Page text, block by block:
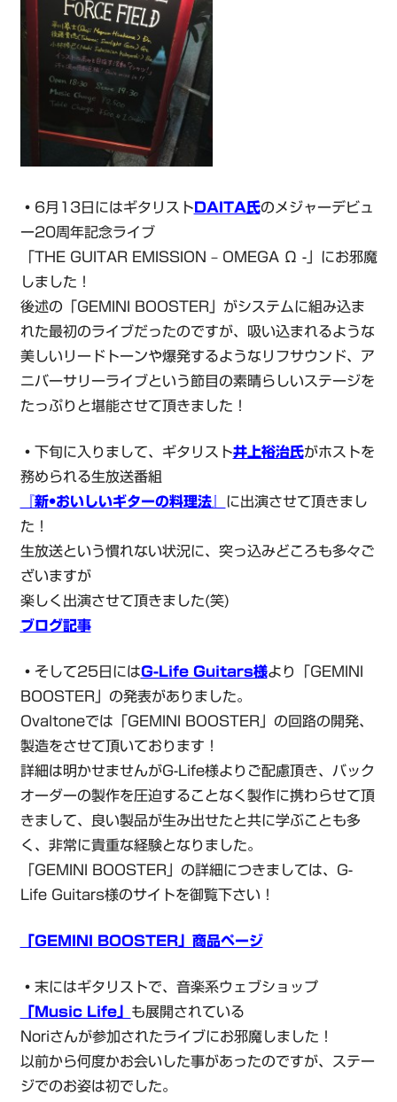
・ 6月13日にはギタリスト DAITA氏のメジャーデビュ
ー20周年記念ライブ
「THE GUITAR EMISSION – OMEGA Ω -」にお邪魔
しました！
後述の「GEMINI BOOSTER」がシステムに組み込ま
れた最初のライブだったのですが、吸い込まれるような
美しいリードトーンや爆発するようなリフサウンド、ア
ニバーサリーライブという節目の素晴らしいステージを
たっぷりと堪能させて頂きました！
・ 下旬に入りまして、ギタリスト井上裕治氏がホストを
務められる生放送番組
『新•おいしいギターの料理法』 に出演させて頂きまし
た！
生放送という慣れない状況に、突っ込みどころも多々ご
ざいますが
楽しく出演させて頂きました(笑)
ブログ記事
・ そして25日にはG-Life Guitars様より「GEMINI
BOOSTER」の発表がありました。
Ovaltoneでは「GEMINI BOOSTER」の回路の開発、
製造をさせて頂いております！
詳細は明かせませんがG-Life様よりご配慮頂き、バック
オーダーの製作を圧迫することなく製作に携わらせて頂
きまして、良い製品が生み出せたと共に学ぶことも多
く、非常に貴重な経験となりました。
「GEMINI BOOSTER」の詳細につきましては、G-
Life Guitars様のサイトを御覧下さい！
「GEMINI BOOSTER」商品ページ
・ 末にはギタリストで、音楽系ウェブショップ
「Music Life」 も展開されている
Noriさんが参加されたライブにお邪魔しました！
以前から何度かお会いした事があったのですが、ステー
ジでのお姿は初でした。